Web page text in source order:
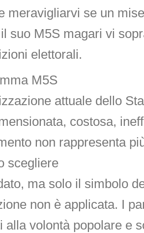
meravigliarvi se un
suo M5S magari vi
elettorali.
M5S
attuale dello
costosa,
non rappresenta
scegliere
ma solo il simbolo
non è applicata. I
alla volontà popolare e